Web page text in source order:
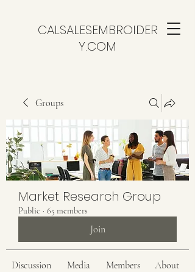
CALSALESEMBROIDER
Y.COM
Groups
Market Research Group
Public · 65 members
Join
Discussion Media Members About